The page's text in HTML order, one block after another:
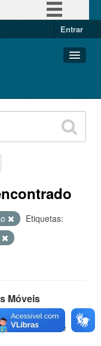
Entrar
Etiquetas:
Móveis
dos Bens
em Ciência e